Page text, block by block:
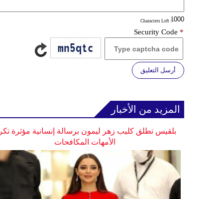
: Characters Left
Security Code *
أرسل التعليق
المزيد من الأخبار
بلقيس تطلق كليب زهر ليمون برسالة إنسانية مؤثرة
الأمهات المكافحات